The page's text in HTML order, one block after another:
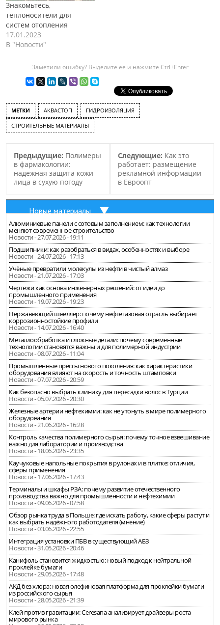
Знакомьтесь,
теплоносители для
систем отопления
17.01.2023
В "Новости"
Заметили ошибку? Выделите ее и нажмите Ctrl+Enter
МЕТКИ АКВАСТОП ГИДРОИЗОЛЯЦИЯ
СТРОИТЕЛЬНЫЕ МАТЕРИАЛЫ
Предыдущие: Полимеры
в фармакологии:
надежная защита кожи
лица в сухую погоду
Следующие: Как это
работает: размещение
рекламной информации
в Евроопт
Новые материалы
Алюминиевые панели с сотовым заполнением: как технологии
меняют современное строительство
Новости - 27.07.2026 - 19:11
Подшипники: как разобраться в видах, особенностях и выборе
Новости - 24.07.2026 - 17:13
Учёные превратили молекулы из нефти в чистый алмаз
Новости - 21.07.2026 - 17:03
Чертежи как основа инженерных решений: от идеи до
промышленного применения
Новости - 19.07.2026 - 19:23
Нержавеющий швеллер: почему нефтегазовая отрасль выбирает
коррозионностойкие профили
Новости - 14.07.2026 - 16:40
Металлообработка и сложные детали: почему современные
технологии становятся важны и для полимерной индустрии
Новости - 08.07.2026 - 11:04
Промышленные прессы нового поколения: как характеристики
оборудования влияют на скорость и точность штамповки
Новости - 07.07.2026 - 20:59
Как безопасно выбрать клинику для пересадки волос в Турции
Новости - 05.07.2026 - 20:30
Железные артерии нефтехимии: как не утонуть в мире полимерного
оборудования
Новости - 21.06.2026 - 16:28
Контроль качества полимерного сырья: почему точное взвешивание
важно для лаборатории и производства
Новости - 18.06.2026 - 23:35
Каучуковые напольные покрытия в рулонах и в плитке: отличия,
сферы применения
Новости - 17.06.2026 - 17:43
Терминалы и шкафы РЗА: почему развитие отечественного
производства важно для промышленности и нефтехимии
Новости - 09.06.2026 - 07:58
Обзор рынка труда в Польше: где искать работу, какие сферы растут и
как выбрать надёжного работодателя (мнение)
Новости - 03.06.2026 - 22:55
Интеграция установки ПБВ в существующий АБЗ
Новости - 31.05.2026 - 20:46
Канифоль становится жидкостью: новый подход к нейтральной
проклейке бумаги
Новости - 29.05.2026 - 17:48
АКД без хлора: новая олефиновая платформа для проклейки бумаги
из российского сырья
Новости - 28.05.2026 - 21:39
Клей против гравитации: Ceresana анализирует драйверы роста
мирового рынка